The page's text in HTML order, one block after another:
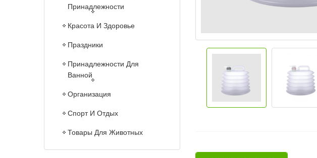
Принадлежности
Красота И Здоровье
Праздники
Принадлежности Для
Ванной
Организация
Спорт И Отдых
Товары Для Животных